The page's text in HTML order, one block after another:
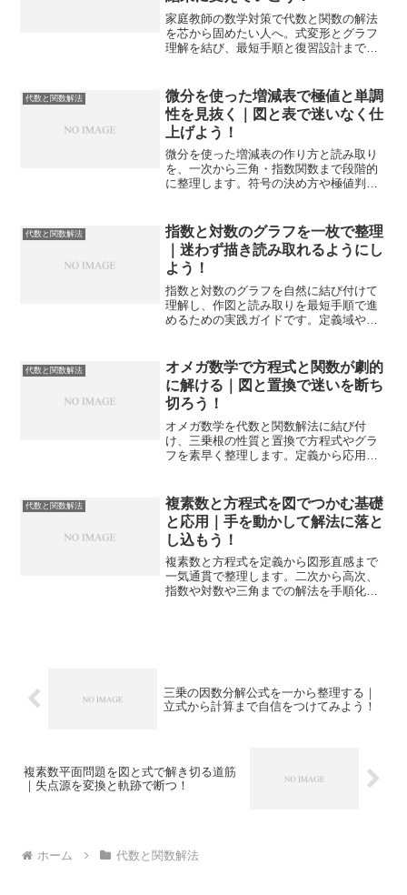
家庭教師の数学対策で代数と関数の解法
を芯から固めたい人へ。式変形とグラフ
理解を結び、最短手順と復習設計まで一
代数と関数解法
微分を使った増減表で極値と単調
性を見抜く｜図と表で迷いなく仕
上げよう！
微分を使った増減表の作り方と読み取り
を、一次から三角・指数関数まで段階的
に整理します。符号の決め方や極値判
代数と関数解法
指数と対数のグラフを一枚で整理
｜迷わず描き読み取れるようにし
よう！
指数と対数のグラフを自然に結び付けて
理解し、作図と読み取りを最短手順で進
めるための実践ガイドです。定義域や漸
代数と関数解法
オメガ数学で方程式と関数が劇的
に解ける｜図と置換で迷いを断ち
切ろう！
オメガ数学を代数と関数解法に結び付
け、三乗根の性質と置換で方程式やグラ
フを素早く整理します。定義から応用、
代数と関数解法
複素数と方程式を図でつかむ基礎
と応用｜手を動かして解法に落と
し込もう！
複素数と方程式を定義から図形直感まで
一気通貫で整理します。二次から高次、
指数や対数や三角までの解法を手順化
三乗の因数分解公式を一から整理する｜
立式から計算まで自信をつけてみよう！
複素数平面問題を図と式で解き切る道筋
｜失点源を変換と軌跡で断つ！
ホーム 代数と関数解法